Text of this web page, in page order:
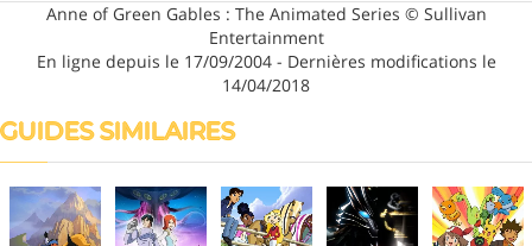
Anne of Green Gables : The Animated Series © Sullivan
Entertainment
En ligne depuis le 17/09/2004 - Dernières modifications le
14/04/2018
GUIDES SIMILAIRES